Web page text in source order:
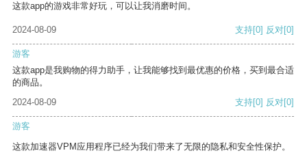
这款app的游戏非常好玩，可以让我消磨时间。
2024-08-09 支持[0] 反对[0]
游客
这款app是我购物的得力助手，让我能够找到最优惠的价格，买到最合适
的商品。
2024-08-09
支持[0] 反对[0]
游客
这款加速器VPM应用程序已经为我们带来了无限的隐私和安全性保护。